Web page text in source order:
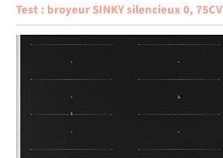
Test : broyeur SINKY silencieux 0, 75CV